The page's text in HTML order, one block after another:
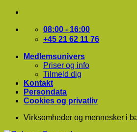
Fortsæt
indhold
08:00 - 16:00
+45 21 62 11 76
Medlemsunivers
Priser og info
Tilmeld dig
Kontakt
Persondata
Cookies og privatliv
Virksomheder og mennesker i